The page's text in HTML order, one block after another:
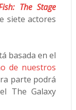
The Stage
siete actores
basada en el
de nuestros
parte podrá
The Galaxy